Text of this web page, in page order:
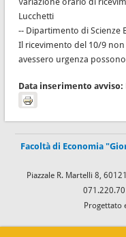
Lucchetti
-- Dipartimento di Scienze
Il ricevimento del 10/9
avessero urgenza
Data inserimento avviso:
Facoltà di Economia
Piazzale R. Martelli 8,
Progettato